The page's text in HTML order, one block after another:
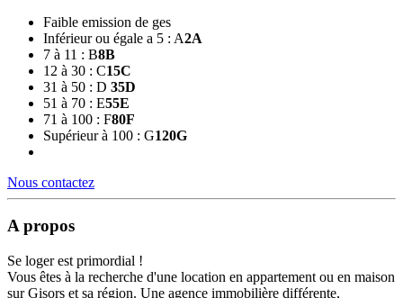
Faible emission de ges
Inférieur ou égale a 5 : A2A
7 à 11 : B8B
12 à 30 : C15C
31 à 50 : D 35D
51 à 70 : E55E
71 à 100 : F80F
Supérieur à 100 : G120G
Nous contactez
A propos
Se loger est primordial !
Vous êtes à la recherche d'une location en appartement ou en maison
sur Gisors et sa région. Une agence immobilière différente,